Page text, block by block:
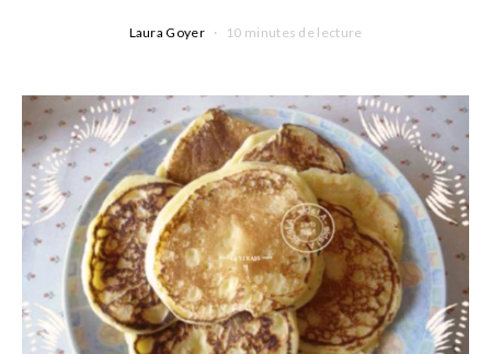
Laura Goyer 10 minutes de lecture